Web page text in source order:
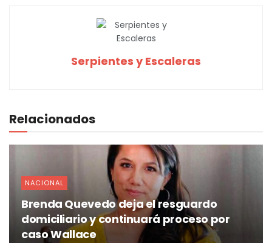
Serpientes y Escaleras
Relacionados
NACIONAL
Brenda Quevedo deja el resguardo
domiciliario y continuará proceso por
caso Wallace